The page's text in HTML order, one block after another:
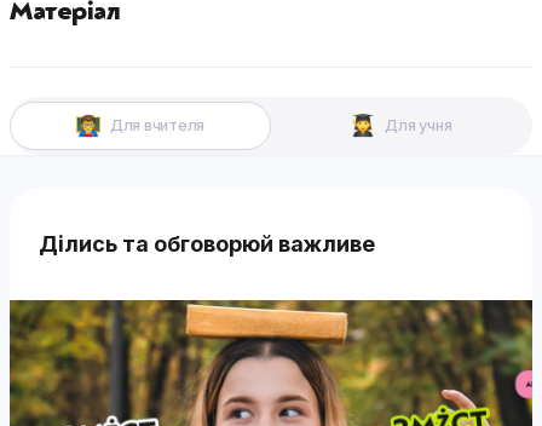
Матеріал
Для вчителя Для учня
Ділись та обговорюй важливе